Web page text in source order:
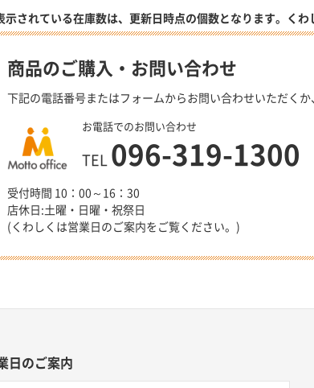
示されている在庫数は、更新日時点の個数となります。くわ
商品のご購入・お問い合わせ
下記の電話番号またはフォームからお問い合わせいただくか
お電話でのお問い合わせ
TEL 096-319-1300
受付時間 10：00～16：30
店休日:土曜・日曜・祝祭日
(くわしくは営業日のご案内をご覧ください。)
日のご案内